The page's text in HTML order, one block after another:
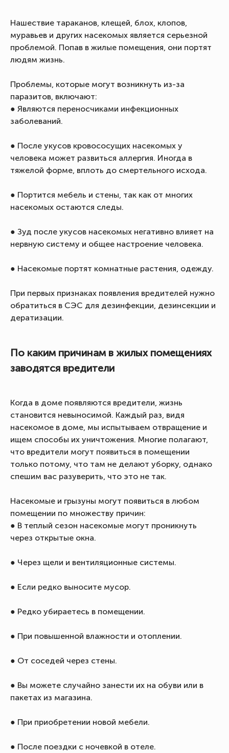
Нашествие тараканов, клещей, блох, клопов,
муравьев и других насекомых является серьезной
проблемой. Попав в жилые помещения, они портят
людям жизнь.
Проблемы, которые могут возникнуть из-за
паразитов, включают:
● Являются переносчиками инфекционных
заболеваний.
● После укусов кровососущих насекомых у
человека может развиться аллергия. Иногда в
тяжелой форме, вплоть до смертельного исхода.
● Портится мебель и стены, так как от многих
насекомых остаются следы.
● Зуд после укусов насекомых негативно влияет на
нервную систему и общее настроение человека.
● Насекомые портят комнатные растения, одежду.
При первых признаках появления вредителей нужно
обратиться в СЭС для дезинфекции, дезинсекции и
дератизации.
По каким причинам в жилых помещениях
заводятся вредители
Когда в доме появляются вредители, жизнь
становится невыносимой. Каждый раз, видя
насекомое в доме, мы испытываем отвращение и
ищем способы их уничтожения. Многие полагают,
что вредители могут появиться в помещении
только потому, что там не делают уборку, однако
спешим вас разуверить, что это не так.
Насекомые и грызуны могут появиться в любом
помещении по множеству причин:
● В теплый сезон насекомые могут проникнуть
через открытые окна.
● Через щели и вентиляционные системы.
● Если редко выносите мусор.
● Редко убираетесь в помещении.
● При повышенной влажности и отоплении.
● От соседей через стены.
● Вы можете случайно занести их на обуви или в
пакетах из магазина.
● При приобретении новой мебели.
● После поездки с ночевкой в отеле.